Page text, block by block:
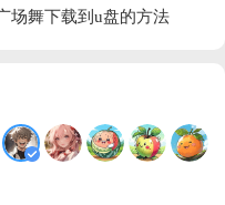
场舞下载到u盘的方法